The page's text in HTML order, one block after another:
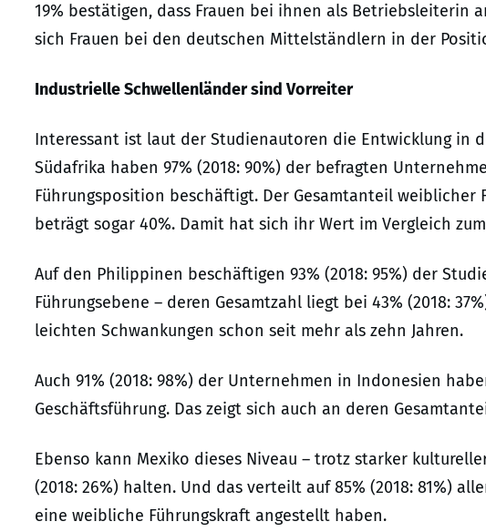
19% bestätigen, dass Frauen bei ihnen als Betriebsleiterin
sich Frauen bei den deutschen Mittelständlern in der
Industrielle Schwellenländer sind Vorreiter
Interessant ist laut der Studienautoren die Entwicklung in
Südafrika haben 97% (2018: 90%) der befragten
Führungsposition beschäftigt. Der Gesamtanteil weiblicher
beträgt sogar 40%. Damit hat sich ihr Wert im Vergleich
Auf den Philippinen beschäftigen 93% (2018: 95%) der
Führungsebene – deren Gesamtzahl liegt bei 43% (2018:
leichten Schwankungen schon seit mehr als zehn Jahren.
Auch 91% (2018: 98%) der Unternehmen in Indonesien
Geschäftsführung. Das zeigt sich auch an deren
Ebenso kann Mexiko dieses Niveau – trotz starker
(2018: 26%) halten. Und das verteilt auf 85% (2018: 81%)
eine weibliche Führungskraft angestellt haben.